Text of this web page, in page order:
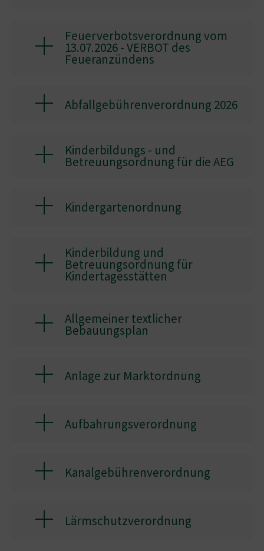
Feuerverbotsverordnung vom
13.07.2026 - VERBOT des
Feueranzündens
Abfallgebührenverordnung 2026
Kinderbildungs - und
Betreuungsordnung für die AEG
Kindergartenordnung
Kinderbildung und
Betreuungsordnung für
Kindertagesstätten
Allgemeiner textlicher
Bebauungsplan
Anlage zur Marktordnung
Aufbahrungsverordnung
Kanalgebührenverordnung
Lärmschutzverordnung